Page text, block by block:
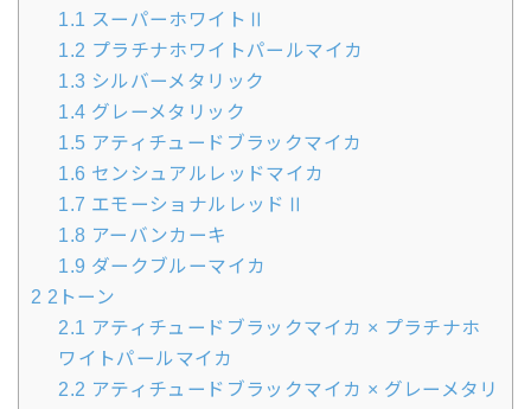
1.1 スーパーホワイトⅡ
1.2 プラチナホワイトパールマイカ
1.3 シルバーメタリック
1.4 グレーメタリック
1.5 アティチュードブラックマイカ
1.6 センシュアルレッドマイカ
1.7 エモーショナルレッドⅡ
1.8 アーバンカーキ
1.9 ダークブルーマイカ
2 2トーン
2.1 アティチュードブラックマイカ × プラチナホ
ワイトパールマイカ
2.2 アティチュードブラックマイカ × グレーメタリ